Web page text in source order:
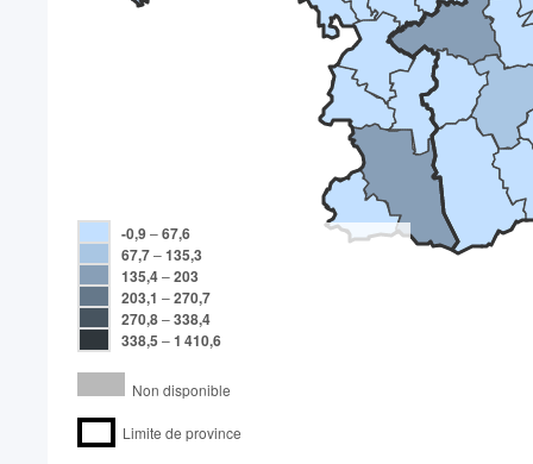
-0,9–67,6
67,7–135,3
135,4–203
203,1 –270,7
270,8–338,4
338,5 –1 410,6
Non disponible
Limite de province